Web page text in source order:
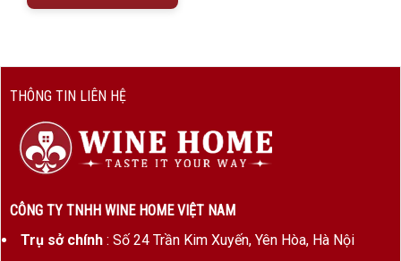
THÔNG TIN LIÊN HỆ
CÔNG TY TNHH WINE HOME VIỆT NAM
Trụ sở chính: Số 24 Trần Kim Xuyến, Yên Hòa, Hà Nội